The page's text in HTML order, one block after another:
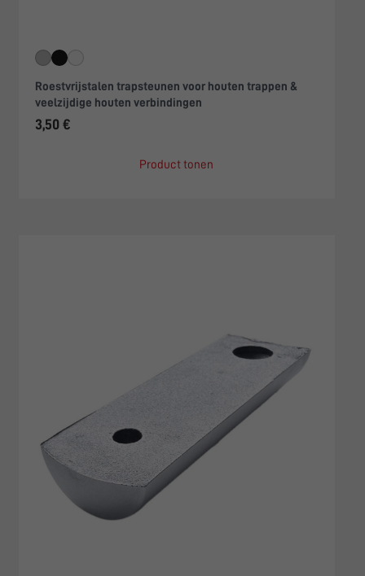
Roestvrijstalen trapsteunen voor houten trappen &
veelzijdige houten verbindingen
3,50 €
Product tonen